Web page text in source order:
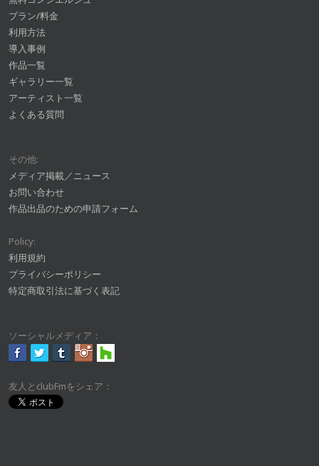
プラン/料金
利用方法
導入事例
作品一覧
ギャラリー一覧
アーティスト一覧
よくある質問
その他:
メディア掲載／ニュース
お問い合わせ
作品出品のための申請フォーム
Policy:
利用規約
プライバシーポリシー
特定商取引法に基づく表記
ソーシャルメディア：
友人とclubFmをシェア：